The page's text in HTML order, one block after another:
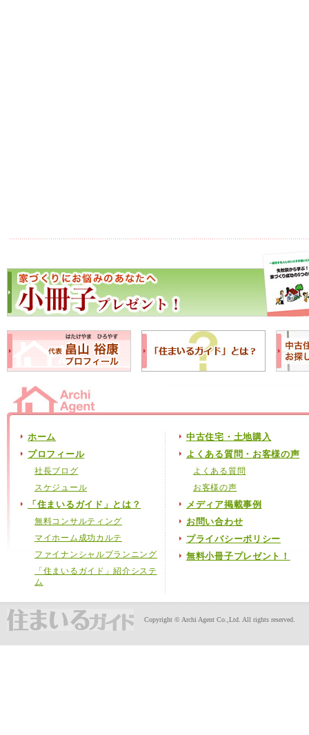
ホーム
プロフィール
社長ブログ
スケジュール
「住まいるガイド」とは？
無料コンサルティング
マイホーム成功カルテ
ファイナンシャルプランニング
「住まいるガイド」紹介システ
ム
中古住宅・土地購入
よくある質問・お客様の声
よくある質問
お客様の声
メディア掲載事例
お問い合わせ
プライバシーポリシー
無料小冊子プレゼント！
Copyright © Archi Agent Co.,Ltd. All rights reserved.